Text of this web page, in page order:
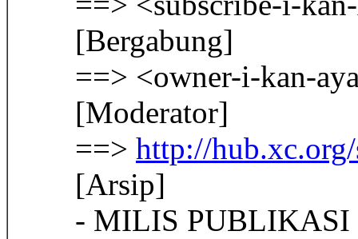
[Bergabung]
==> <owner-i-kan-
[Moderator]
==> http://
[Arsip]
- MILIS PUBLIKASI